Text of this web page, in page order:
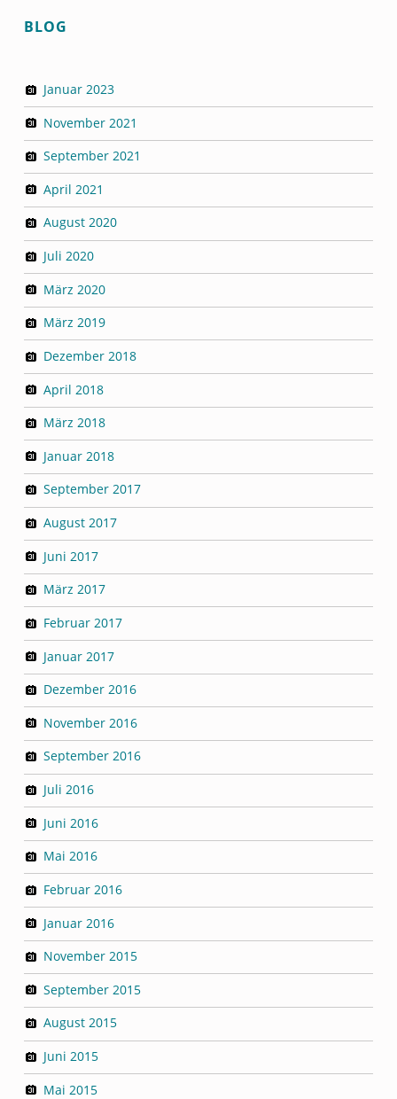
H
!
BLOG
Januar 2023
November 2021
September 2021
April 2021
August 2020
Juli 2020
März 2020
März 2019
Dezember 2018
April 2018
März 2018
Januar 2018
September 2017
August 2017
Juni 2017
März 2017
Februar 2017
Januar 2017
Dezember 2016
November 2016
September 2016
Juli 2016
Juni 2016
Mai 2016
Februar 2016
Januar 2016
November 2015
September 2015
August 2015
Juni 2015
Mai 2015